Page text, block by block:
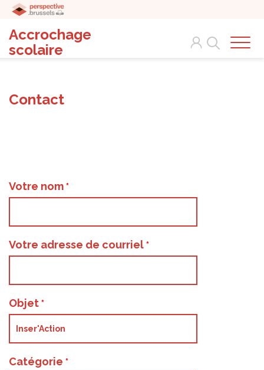
Accrochage
scolaire
Search
Contact
Votre nom
Votre adresse de courriel
Objet
Catégorie